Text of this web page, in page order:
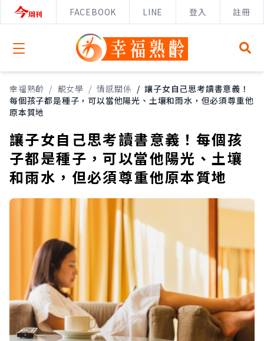
FACEBOOK LINE 登入 註冊
Open menu
幸福熟齡 / 靚女學 / 情感關係 / 讓子女自己思考讀書意義！
每個孩子都是種子，可以當他陽光、土壤和雨水，但必須尊重他
原本質地
讓子女自己思考讀書意義！每個孩
子都是種子，可以當他陽光、土壤
和雨水，但必須尊重他原本質地